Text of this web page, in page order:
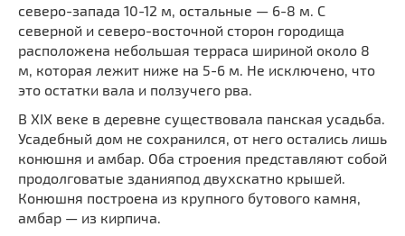
северо-запада 10-12 м, остальные — 6-8 м. С
северной и северо-восточной сторон городища
расположена небольшая терраса шириной около 8
м, которая лежит ниже на 5-6 м. Не исключено, что
это остатки вала и ползучего рва.
В XIX веке в деревне существовала панская усадьба.
Усадебный дом не сохранился, от него остались лишь
конюшня и амбар. Оба строения представляют собой
продолговатые зданияпод двухскатно крышей.
Конюшня построена из крупного бутового камня,
амбар — из кирпича.